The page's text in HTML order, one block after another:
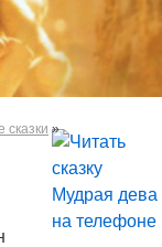
сказки »